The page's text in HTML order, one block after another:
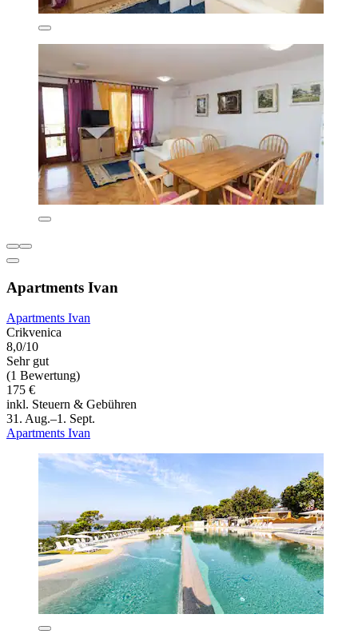
Apartments Ivan
Apartments Ivan
Crikvenica
8,0/10
Sehr gut
(1 Bewertung)
175 €
inkl. Steuern & Gebühren
31. Aug.–1. Sept.
Apartments Ivan